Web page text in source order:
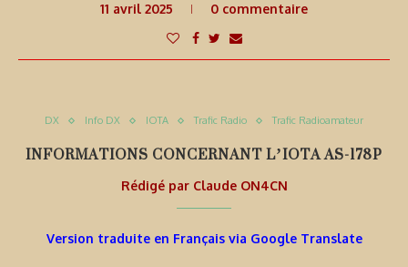
11 avril 2025 0 commentaire
DX Info DX IOTA Trafic Radio Trafic Radioamateur
INFORMATIONS CONCERNANT L’IOTA AS-178P
Rédigé par Claude ON4CN
Version traduite en Français via Google Translate